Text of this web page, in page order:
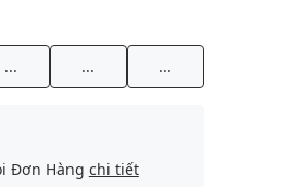
... ... ...
Đơn Hàng chi tiết